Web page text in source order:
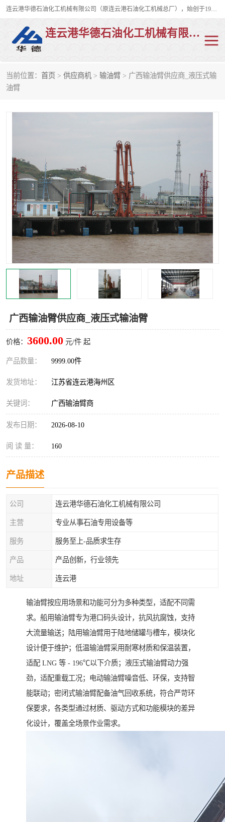
连云港华德石油化工机械有限公司（原连云港石油化工机械总厂），始创于1982年，是从事码头船用流体装卸臂、陆用流体装卸臂（鹤管）、活动梯、钢构平台、定量装车系统等全系列流体装卸设备的设计、制造、销售以及服务的专业供应商。
连云港华德石油化工机械有限公司
当前位置： 首页 > 供应商机 > 输油臂 > 广西输油臂供应商_液压式输
油臂
广西输油臂供应商_液压式输油臂
价格： 3600.00 元/件 起
产品数量： 9999.00件
发货地址： 江苏省连云港海州区
关键词： 广西输油臂商
发布日期： 2026-08-10
阅 读 量： 160
产品描述
公司 连云港华德石油化工机械有限公司
主营 专业从事石油专用设备等
服务 服务至上-品质求生存
产品 产品创新，行业领先
地址 连云港
输油臂按应用场景和功能可分为多种类型，适配不同需
求。船用输油臂专为港口码头设计，抗风抗腐蚀，支持
大流量输送；陆用输油臂用于陆地储罐与槽车，模块化
设计便于维护；低温输油臂采用耐寒材质和保温装置，
适配 LNG 等 - 196℃以下介质；液压式输油臂动力强
劲，适配重载工况；电动输油臂噪音低、环保，支持智
能联动；密闭式输油臂配备油气回收系统，符合严苛环
保要求，各类型通过材质、驱动方式和功能模块的差异
化设计，覆盖全场景作业需求。
陆用流体装卸臂
液氨鹤管 液氯鹤管
平台栈桥 卸车鹤管
装车鹤管 输油臂
紧急脱离干式接头 火车鹤管
汽车鹤管 顶部鹤管
底部鹤管 低温鹤管
浮动出油装置